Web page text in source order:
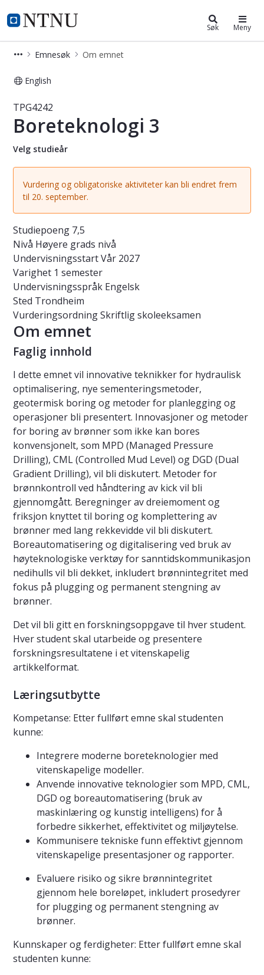
NTNU Hjemmeside
Studier Søk Meny
Emnesøk Om emnet
English
Emne - Boreteknologi 3 - TPG4242
TPG4242
Boreteknologi 3
Velg studieår
Vurdering og obligatoriske aktiviteter kan bli endret frem
til 20. september.
Studiepoeng 7,5
Nivå Høyere grads nivå
UndervisningsstartVår 2027
Varighet 1 semester
Undervisningsspråk Engelsk
Sted Trondheim
VurderingsordningSkriftlig skoleeksamen
Om emnet
Faglig innhold
I dette emnet vil innovative teknikker for hydraulisk
optimalisering, nye sementeringsmetoder,
geotermisk boring og metoder for planlegging og
operasjoner bli presentert. Innovasjoner og metoder
for boring av brønner som ikke kan bores
konvensjonelt, som MPD (Managed Pressure
Drilling), CML (Controlled Mud Level) og DGD (Dual
Gradient Drilling), vil bli diskutert. Metoder for
brønnkontroll ved håndtering av kick vil bli
gjennomgått. Beregninger av dreiemoment og
friksjon knyttet til boring og komplettering av
brønner med lang rekkevidde vil bli diskutert.
Boreautomatisering og digitalisering ved bruk av
høyteknologiske verktøy for sanntidskommunikasjon
nedihulls vil bli dekket, inkludert brønnintegritet med
fokus på plugging og permanent stengning av
brønner.
Det vil bli gitt en forskningsoppgave til hver student.
Hver student skal utarbeide og presentere
forskningsresultatene i et vitenskapelig
artikkelformat.
Læringsutbytte
Kompetanse: Etter fullført emne skal studenten
kunne:
Integrere moderne boreteknologier med
vitenskapelige modeller.
Anvende innovative teknologier som MPD, CML,
DGD og boreautomatisering (bruk av
maskinlæring og kunstig intelligens) for å
forbedre sikkerhet, effektivitet og miljøytelse.
Kommunisere tekniske funn effektivt gjennom
vitenskapelige presentasjoner og rapporter.
Evaluere risiko og sikre brønnintegritet
gjennom hele boreløpet, inkludert prosedyrer
for plugging og permanent stengning av
brønner.
Kunnskaper og ferdigheter: Etter fullført emne skal
studenten kunne: